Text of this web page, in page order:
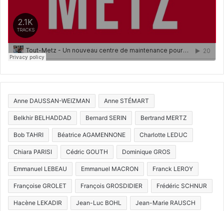
Anne DAUSSAN-WEIZMAN Anne STÉMART
Belkhir BELHADDAD Bernard SERIN Bertrand MERTZ
Bob TAHRI Béatrice AGAMENNONE Charlotte LEDUC
Chiara PARISI Cédric GOUTH Dominique GROS
Emmanuel LEBEAU Emmanuel MACRON Franck LEROY
Françoise GROLET François GROSDIDIER Frédéric SCHNUR
Hacène LEKADIR Jean-Luc BOHL Jean-Marie RAUSCH